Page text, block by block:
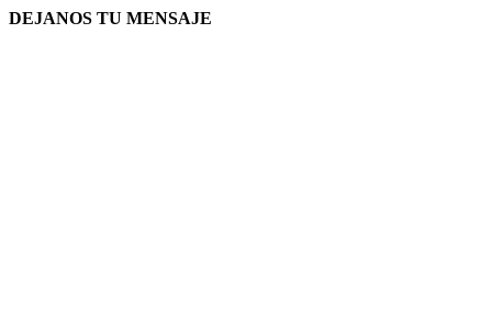
DEJANOS TU MENSAJE